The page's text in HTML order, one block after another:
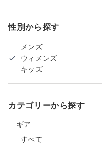
性別から探す
メンズ
ウィメンズ
キッズ
カテゴリーから探す
ギア
すべて